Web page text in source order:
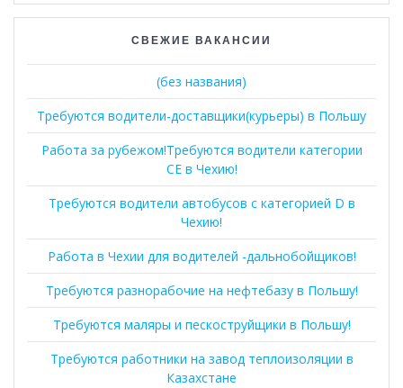
СВЕЖИЕ ВАКАНСИИ
(без названия)
Требуются водители-доставщики(курьеры) в Польшу
Работа за рубежом!Требуются водители категории
СЕ в Чехию!
Требуются водители автобусов с категорией D в
Чехию!
Работа в Чехии для водителей -дальнобойщиков!
Требуются разнорабочие на нефтебазу в Польшу!
Требуются маляры и пескоструйщики в Польшу!
Требуются работники на завод теплоизоляции в
Казахстане